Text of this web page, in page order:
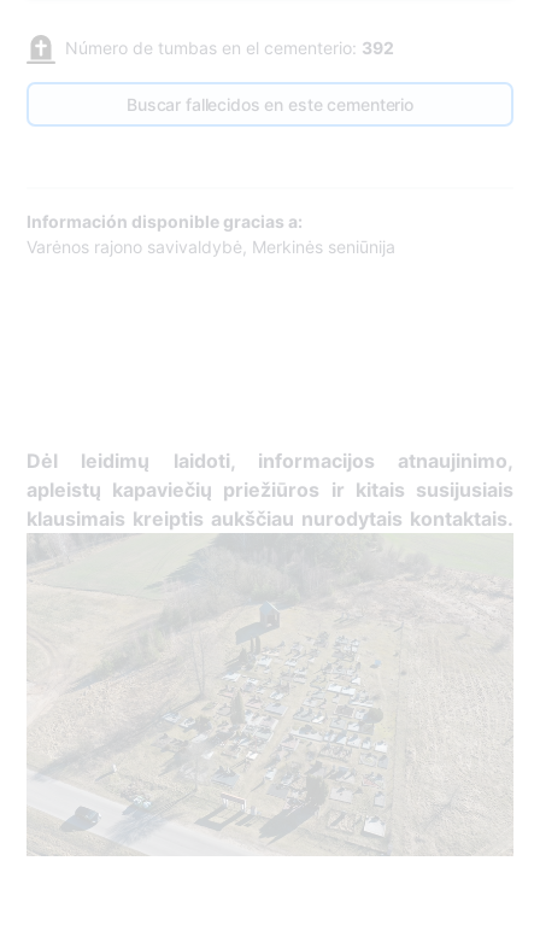
Número de tumbas en el cementerio: 392
Buscar fallecidos en este cementerio
Información disponible gracias a:
Varėnos rajono savivaldybė, Merkinės seniūnija
Dėl leidimų laidoti, ​informacijos atnaujinimo,
apleistų kapaviečių priežiūros ir kitais susijusiais
klausimais kreiptis ​aukščiau nurodytais kontaktais.